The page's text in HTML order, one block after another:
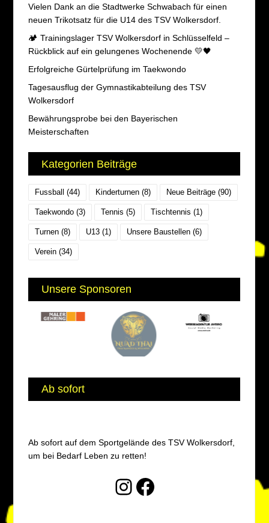
Vielen Dank an die Stadtwerke Schwabach für einen
neuen Trikotsatz für die U14 des TSV Wolkersdorf.
🏕️ Trainingslager TSV Wolkersdorf in Schlüsselfeld –
Rückblick auf ein gelungenes Wochenende 💛🖤
Erfolgreiche Gürtelprüfung im Taekwondo
Tagesausflug der Gymnastikabteilung des TSV
Wolkersdorf
Bewährungsprobe bei den Bayerischen
Meisterschaften
Kategorien Beiträge
Fussball (44) Kinderturnen(8) Neue Beiträge(90)
Taekwondo(3) Tennis (5) Tischtennis (1)
Turnen(8) U13(1) Unsere Baustellen(6)
Verein(34)
Unsere Sponsoren
Ab sofort
Ab sofort auf dem Sportgelände des TSV Wolkersdorf,
um bei Bedarf Leben zu retten!
Instagram
Facebook